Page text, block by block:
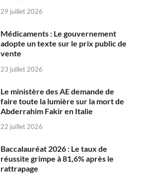
29 juillet 2026
Médicaments : Le gouvernement
adopte un texte sur le prix public de
vente
23 juillet 2026
Le ministère des AE demande de
faire toute la lumière sur la mort de
Abderrahim Fakir en Italie
22 juillet 2026
Baccalauréat 2026 : Le taux de
réussite grimpe à 81,6% après le
rattrapage